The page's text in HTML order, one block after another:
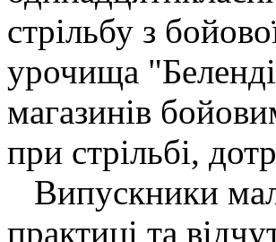
стрільбу з
урочища
магазинів
при стрільбі,
Випускники
практиці та